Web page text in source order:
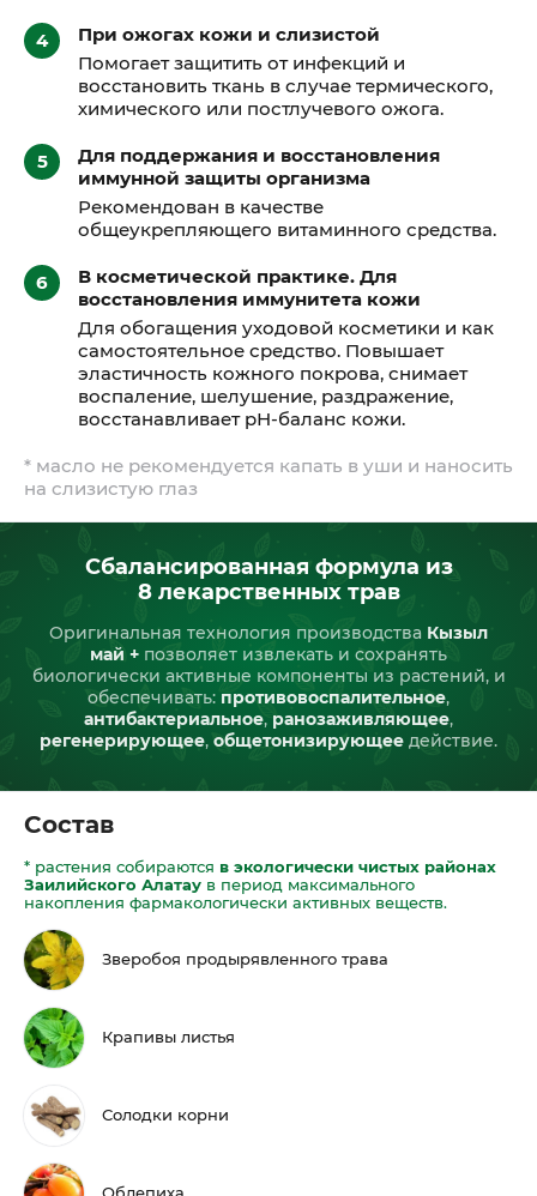
При ожогах кожи и слизистой
Помогает защитить от инфекций и
восстановить ткань в случае термического,
химического или постлучевого ожога.
Для поддержания и восстановления
иммунной защиты организма
Рекомендован в качестве
общеукрепляющего витаминного средства.
В косметической практике. Для
восстановления иммунитета кожи
Для обогащения уходовой косметики и как
самостоятельное средство. Повышает
эластичность кожного покрова, снимает
воспаление, шелушение, раздражение,
восстанавливает pН-баланс кожи.
* масло не рекомендуется капать в уши и наносить
на слизистую глаз
Сбалансированная формула из
8 лекарственных трав
Оригинальная технология производства Кызыл
май + позволяет извлекать и сохранять
биологически активные компоненты из растений, и
обеспечивать: противовоспалительное,
антибактериальное, ранозаживляющее,
регенерирующее, общетонизирующее действие.
Состав
* растения собираются в экологически чистых районах
Заилийского Алатау в период максимального
накопления фармакологически активных веществ.
Зверобоя продырявленного трава
Крапивы листья
Солодки корни